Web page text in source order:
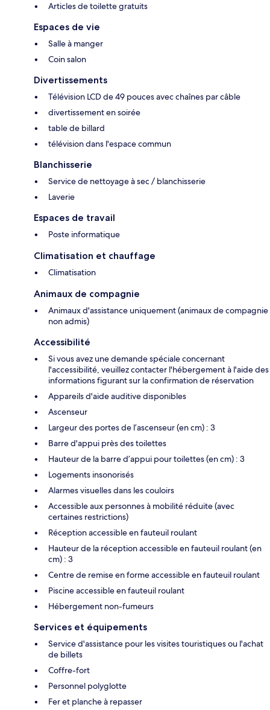
Articles de toilette gratuits
Espaces de vie
Salle à manger
Coin salon
Divertissements
Télévision LCD de 49 pouces avec chaînes par câble
divertissement en soirée
table de billard
télévision dans l'espace commun
Blanchisserie
Service de nettoyage à sec / blanchisserie
Laverie
Espaces de travail
Poste informatique
Climatisation et chauffage
Climatisation
Animaux de compagnie
Animaux d'assistance uniquement (animaux de compagnie
non admis)
Accessibilité
Si vous avez une demande spéciale concernant
l'accessibilité, veuillez contacter l'hébergement à l'aide des
informations figurant sur la confirmation de réservation
Appareils d'aide auditive disponibles
Ascenseur
Largeur des portes de l’ascenseur (en cm) : 3
Barre d'appui près des toilettes
Hauteur de la barre d’appui pour toilettes (en cm) : 3
Logements insonorisés
Alarmes visuelles dans les couloirs
Accessible aux personnes à mobilité réduite (avec
certaines restrictions)
Réception accessible en fauteuil roulant
Hauteur de la réception accessible en fauteuil roulant (en
cm) : 3
Centre de remise en forme accessible en fauteuil roulant
Piscine accessible en fauteuil roulant
Hébergement non-fumeurs
Services et équipements
Service d'assistance pour les visites touristiques ou l'achat
de billets
Coffre-fort
Personnel polyglotte
Fer et planche à repasser